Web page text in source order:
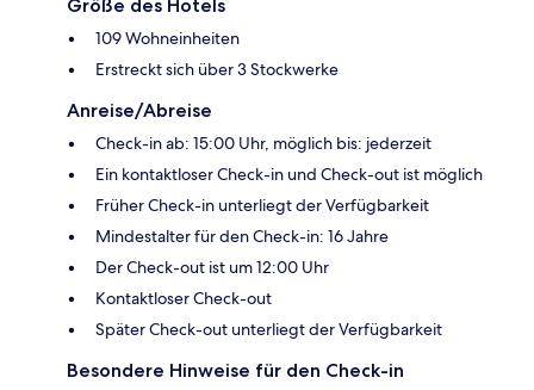
Größe des Hotels
109 Wohneinheiten
Erstreckt sich über 3 Stockwerke
Anreise/Abreise
Check-in ab: 15:00 Uhr, möglich bis: jederzeit
Ein kontaktloser Check-in und Check-out ist möglich
Früher Check-in unterliegt der Verfügbarkeit
Mindestalter für den Check-in: 16 Jahre
Der Check-out ist um 12:00 Uhr
Kontaktloser Check-out
Später Check-out unterliegt der Verfügbarkeit
Besondere Hinweise für den Check-in